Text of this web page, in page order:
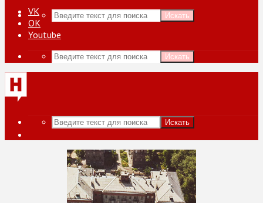
Искать
VK
ОК
Youtube
Искать
Искать